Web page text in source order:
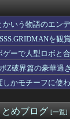
思うんやが
しまうｗｗｗ
でさぁ！悪魔がい
と普通に生きて
ｗｗ
・・・
店舗が現れる…安
確定するwwwww
して主人公が1番
荒川稔久、過去作
かいう物語のエ
を
ゲーで人型ロボ
Z破界篇の豪華
しかモチーフに使
めブログ [一覧]